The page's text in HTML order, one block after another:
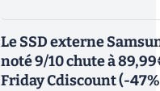
Le SSD externe
noté 9/10 chute à
Friday Cdiscount (-